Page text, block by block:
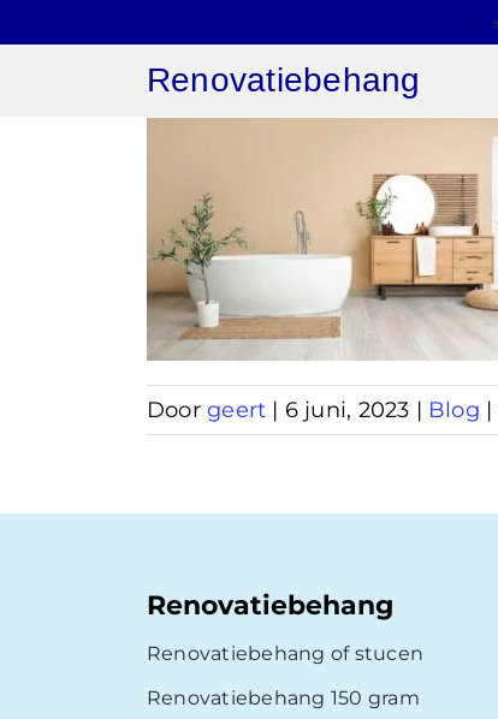
naar
Renovatiebehang
Doorgeert | 6 juni, 2023 | Blog |
Renovatiebehang
Renovatiebehang of stucen
Renovatiebehang 150 gram